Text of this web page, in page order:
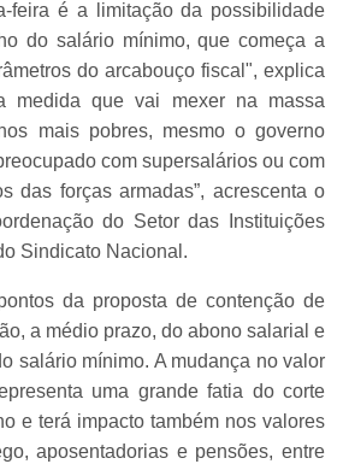
feira é a limitação da possibilidade
do salário mínimo, que começa a
do arcabouço fiscal", explica
medida que vai mexer na massa
mais pobres, mesmo o governo
com supersalários ou com
das forças armadas”, acrescenta o
do Setor das Instituições
Sindicato Nacional.
da proposta de contenção de
a médio prazo, do abono salarial e
salário mínimo. A mudança no valor
uma grande fatia do corte
e terá impacto também nos valores
aposentadorias e pensões, entre